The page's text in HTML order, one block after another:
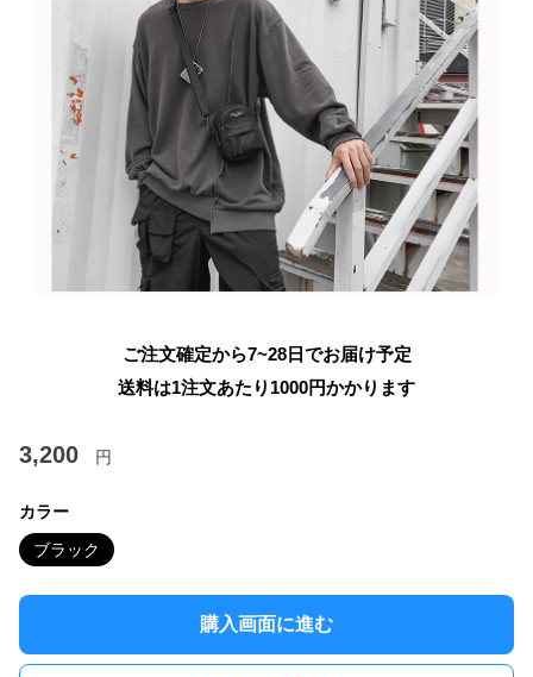
ご注文確定から7~28日でお届け予定
送料は1注文あたり 1000円かかります
3,200 円
カラー
ブラック
購入画面に進む